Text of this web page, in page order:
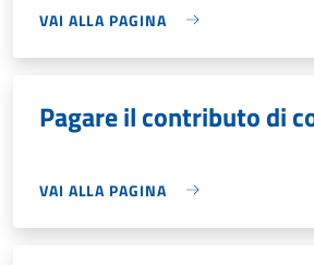
VAI ALLA PAGINA
Pagare il contributo di
VAI ALLA PAGINA